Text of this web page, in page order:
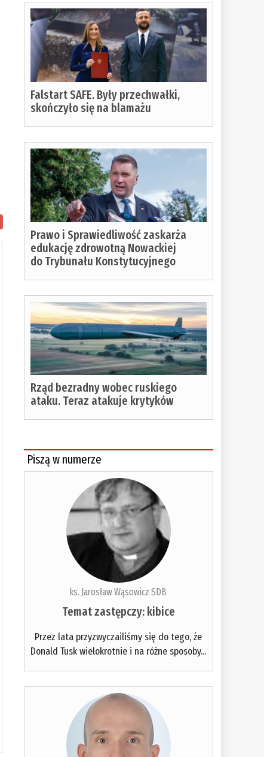
Falstart SAFE. Były przechwałki,
skończyło się na blamażu
Prawo i Sprawiedliwość zaskarża
edukację zdrowotną Nowackiej
do Trybunału Konstytucyjnego
Rząd bezradny wobec ruskiego
ataku. Teraz atakuje krytyków
Piszą w numerze
ks. Jarosław Wąsowicz SDB
Temat zastępczy: kibice
Przez lata przyzwyczailiśmy się do tego, że
Donald Tusk wielokrotnie i na różne sposoby...